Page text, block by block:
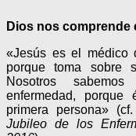
Dios nos comprende
«Jesús es el médico
porque toma sobre
Nosotros
enfermedad,
primera persona»
Jubileo de los